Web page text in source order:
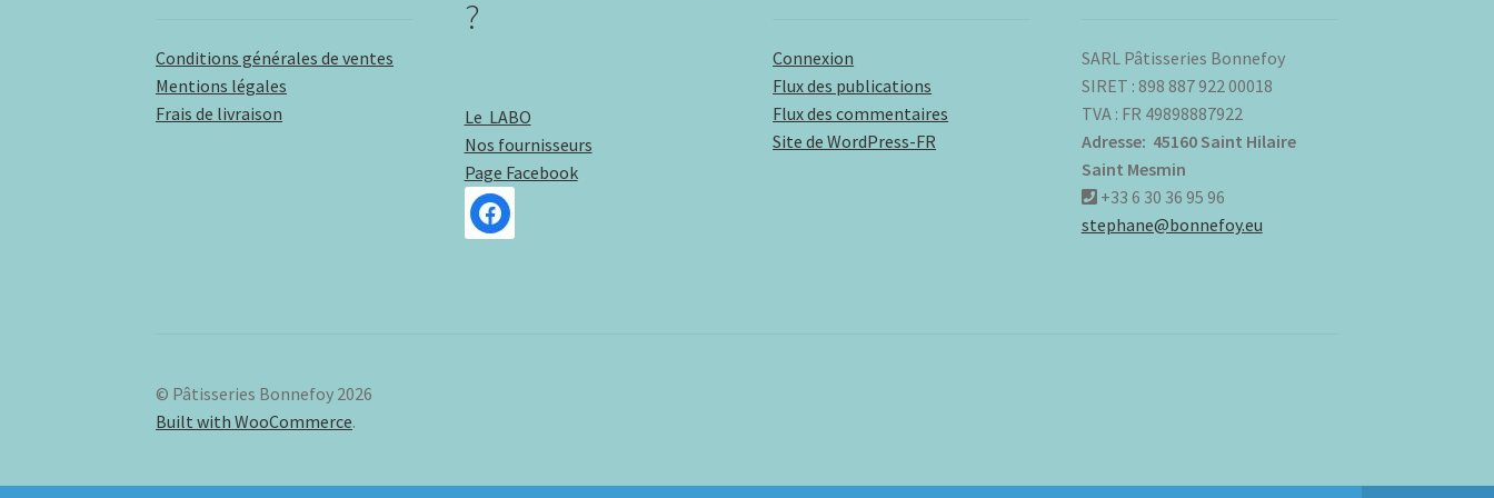
Conditions générales de ventes
Mentions légales
Frais de livraison
?
Le LABO
Nos fournisseurs
Page Facebook
Connexion
Flux des publications
Flux des commentaires
Site de WordPress-FR
SARL Pâtisseries Bonnefoy
SIRET : 898 887 922 00018
TVA : FR 49898887922
Adresse: 45160 Saint Hilaire
Saint Mesmin
+33 6 30 36 95 96
stephane@bonnefoy.eu
© Pâtisseries Bonnefoy 2026
Built with WooCommerce.